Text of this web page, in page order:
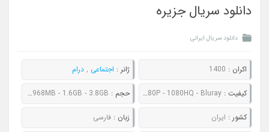
دانلود سریال جزیره
دانلود سریال ایرانی
اکران : 1400 ژانر : اجتماعی , درام
کیفیت :480P - 720P - 1080P - 1080HQ - Bluray حجم : 265MB - 496MB - 968MB - 1.6GB - 3.8GB
کشور : ایران زبان : فارسی